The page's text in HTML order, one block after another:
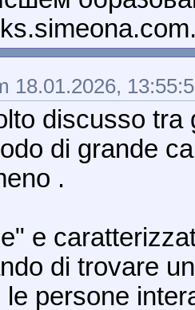
18.01.2026,
discusso
di grande
.
e
di trovare
le persone